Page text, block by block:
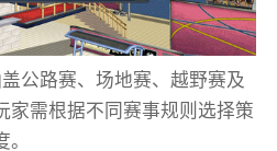
公路赛、场地赛、越野赛及
家需根据不同赛事规则选择策